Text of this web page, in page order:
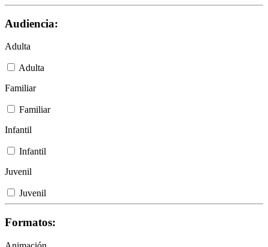
Audiencia:
Adulta
Adulta
Familiar
Familiar
Infantil
Infantil
Juvenil
Juvenil
Formatos: